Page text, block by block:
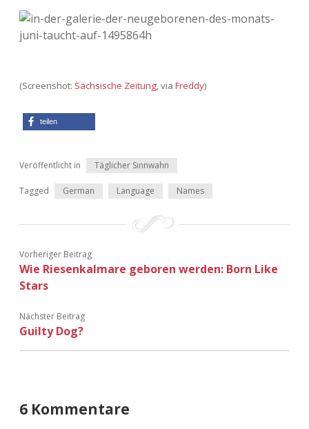
Visuelles
Adventskalender 2013
Adventskalender 2015
Adventskalender 2018
Adventskalender 2019
Adventskalender 2023
(Screenshot: Sächsische Zeitung, via Freddy)
teilen
Veröffentlicht in Täglicher Sinnwahn
Tagged German Language Names
Vorheriger Beitrag
Wie Riesenkalmare geboren werden: Born Like
Stars
Nächster Beitrag
Guilty Dog?
6 Kommentare